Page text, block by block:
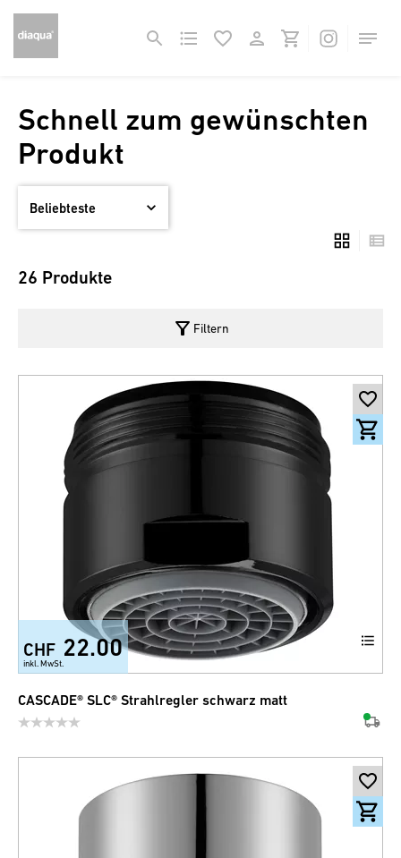
Schnell zum gewünschten
Produkt
26 Produkte
filter_alt Filtern
CHF 22.00
inkl. MwSt.
CASCADE® SLC® Strahlregler schwarz matt